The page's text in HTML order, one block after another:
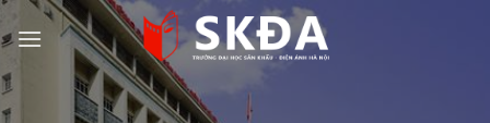
Skip
to
content